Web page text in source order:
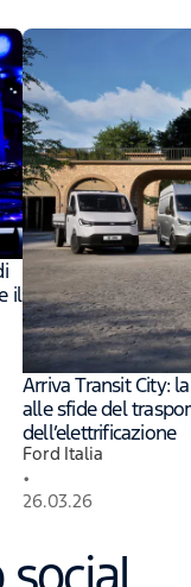
il
Arriva Transit City:
alle sfide del
dell’elettrificazione
Ford Italia
•
26.03.26